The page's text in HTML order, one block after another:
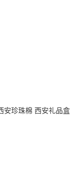
安珍珠棉 西安礼品盒